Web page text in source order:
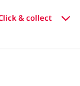
& collect